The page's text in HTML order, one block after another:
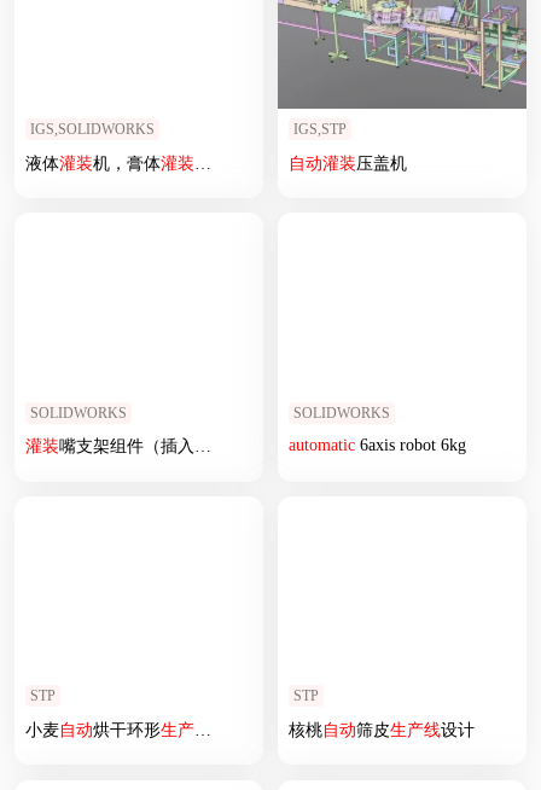
IGS,SOLIDWORKS
液体灌装机，膏体灌装 灌装机,颗粒灌装机
IGS,STP
自动灌装压盖机
SOLIDWORKS
灌装嘴支架组件（插入式
SOLIDWORKS
automatic6axis robot 6kg
STP
小麦自动烘干环形生产线
STP
核桃自动筛皮生产线设计